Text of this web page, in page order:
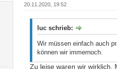
20.11.2020, 19:52
luc schrieb:
Wir müssen einfach auch
können wir immernoch.
Zu leise waren wir wirklich.